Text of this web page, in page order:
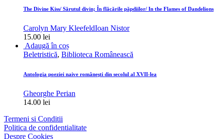
The Divine Kiss/ Sărutul divin; În flăcările păpdiilor/ In the Flames of Dandelions
Carolyn Mary KleefeldIoan Nistor
15.00 lei
Adaugă în coș
Beletristică, Biblioteca Românească
Antologia poeziei naive româneşti din secolul al XVII-lea
Gheorghe Perian
14.00 lei
Termeni si Conditii
Politica de confidentialitate
Despre Cookies